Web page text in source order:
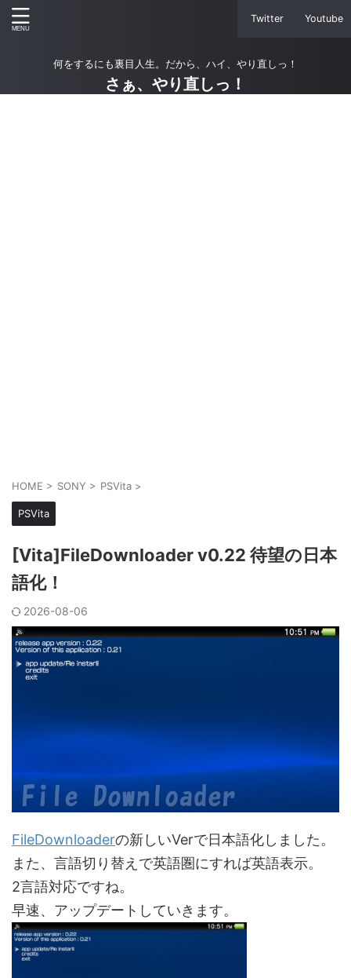
Twitter Youtube
何をするにも裏目人生。だから、ハイ、やり直しっ！
さぁ、やり直しっ！
HOME > SONY > PSVita >
PSVita
[Vita]FileDownloader v0.22 待望の日本
語化！
2026-08-06
FileDownloaderの新しいVerで日本語化しました。
また、言語切り替えで英語圏にすれば英語表示。
2言語対応ですね。
早速、アップデートしていきます。